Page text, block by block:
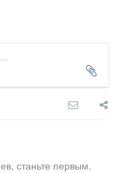
станьте первым.